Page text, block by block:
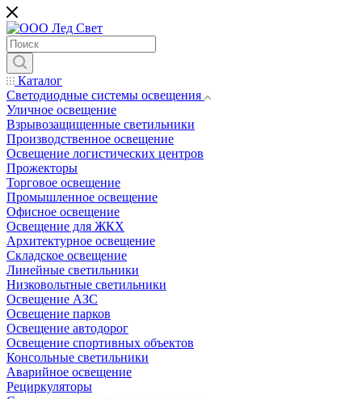
Каталог
Светодиодные системы освещения
Уличное освещение
Взрывозащищенные светильники
Производственное освещение
Освещение логистических центров
Прожекторы
Торговое освещение
Промышленное освещение
Офисное освещение
Освещение для ЖКХ
Архитектурное освещение
Складское освещение
Линейные светильники
Низковольтные светильники
Освещение АЗС
Освещение парков
Освещение автодорог
Освещение спортивных объектов
Консольные светильники
Аварийное освещение
Рециркуляторы